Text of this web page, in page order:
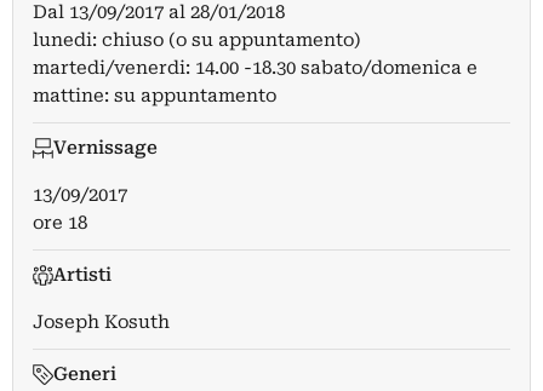
Dal 13/09/2017 al 28/01/2018
lunedi: chiuso (o su appuntamento)
martedi/venerdi: 14.00 -18.30 sabato/domenica e
mattine: su appuntamento
Vernissage
13/09/2017
ore 18
Artisti
Joseph Kosuth
Generi